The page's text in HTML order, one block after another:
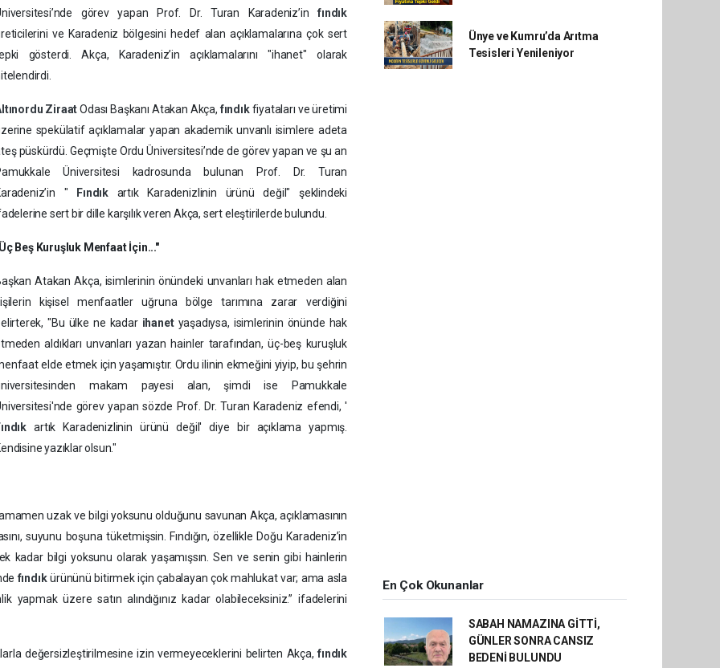
görev yapan Prof. Dr. Turan Karadeniz’infındık
ve Karadeniz bölgesini hedef alan açıklamalarına çok sert
gösterdi. Akça, Karadeniz’in açıklamalarını "ihanet" olarak
ZiraatOdası Başkanı Atakan Akça, fındıkfiyataları ve üretimi
spekülatif açıklamalar yapan akademik unvanlı isimlere adeta
püskürdü. Geçmişte Ordu Üniversitesi’nde de görev yapan ve şu an
Üniversitesi kadrosunda bulunan Prof. Dr. Turan
"
Fındık artık Karadenizlinin ürünü değil" şeklindeki
sert bir dille karşılık veren Akça, sert eleştirilerde bulundu.
Beş Kuruşluk Menfaat İçin..."
Atakan Akça, isimlerinin önündeki unvanları hak etmeden alan
kişisel menfaatler uğruna bölge tarımına zarar verdiğini
​"Bu ülke ne kadar ihanet yaşadıysa, isimlerinin önünde hak
aldıkları unvanları yazan hainler tarafından, üç-beş kuruşluk
elde etmek için yaşamıştır. Ordu ilinin ekmeğini yiyip, bu şehrin
makam payesi alan, şimdi ise Pamukkale
görev yapan sözde Prof. Dr. Turan Karadeniz efendi, '
artık Karadenizlinin ürünü değil' diye bir açıklama yapmış.
yazıklar olsun."
uzak ve bilgi yoksunu olduğunu savunan Akça, açıklamasının
suyunu boşuna tüketmişsin. Fındığın, özellikle Doğu Karadeniz’in
kadar bilgi yoksunu olarak yaşamışsın. Sen ve senin gibi hainlerin
fındıkürününü bitirmek için çabalayan çok mahlukat var; ama asla
yapmak üzere satın alındığınız kadar olabileceksiniz.” ifadelerini
değersizleştirilmesine izin vermeyeceklerini belirten Akça,fındık
Ünye ve Kumru’da Arıtma
Tesisleri Yenileniyor
En Çok Okunanlar
SABAH NAMAZINA GİTTİ,
GÜNLER SONRA CANSIZ
BEDENİ BULUNDU